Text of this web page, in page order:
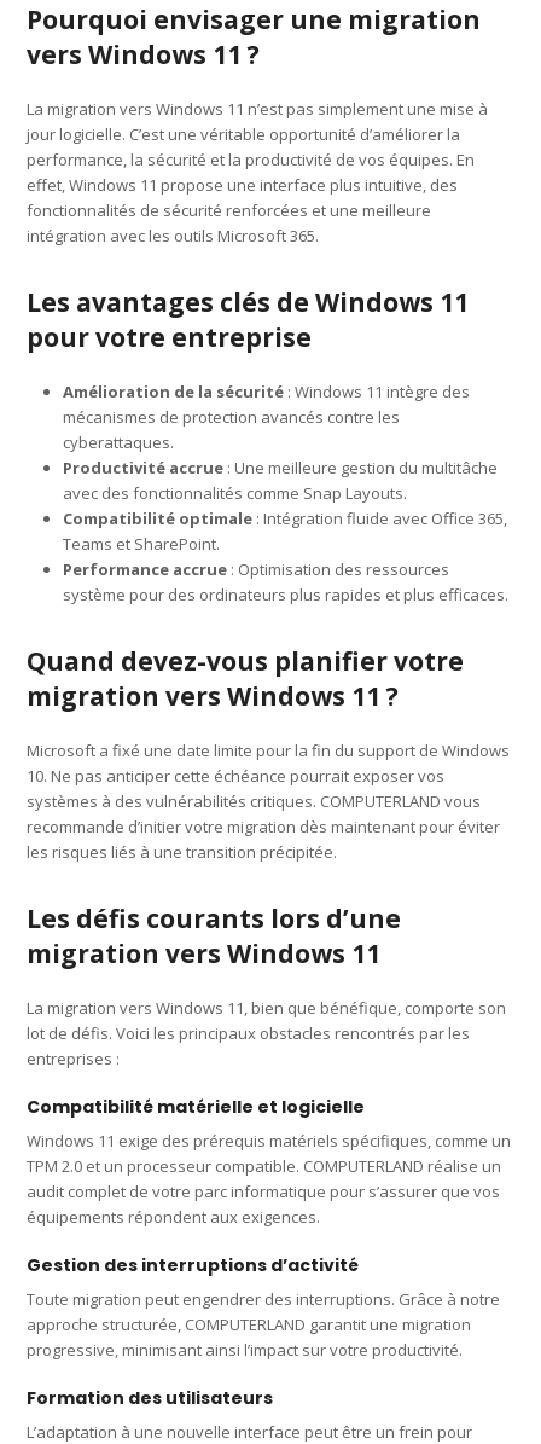
Pourquoi envisager une migration
vers Windows 11 ?
La migration vers Windows 11 n’est pas simplement une mise à
jour logicielle. C’est une véritable opportunité d’améliorer la
performance, la sécurité et la productivité de vos équipes. En
effet, Windows 11 propose une interface plus intuitive, des
fonctionnalités de sécurité renforcées et une meilleure
intégration avec les outils Microsoft 365.
Les avantages clés de Windows 11
pour votre entreprise
Amélioration de la sécurité : Windows 11 intègre des
mécanismes de protection avancés contre les
cyberattaques.
Productivité accrue : Une meilleure gestion du multitâche
avec des fonctionnalités comme Snap Layouts.
Compatibilité optimale : Intégration fluide avec Office 365,
Teams et SharePoint.
Performance accrue : Optimisation des ressources
système pour des ordinateurs plus rapides et plus efficaces.
Quand devez-vous planifier votre
migration vers Windows 11 ?
Microsoft a fixé une date limite pour la fin du support de Windows
10. Ne pas anticiper cette échéance pourrait exposer vos
systèmes à des vulnérabilités critiques. COMPUTERLAND vous
recommande d’initier votre migration dès maintenant pour éviter
les risques liés à une transition précipitée.
Les défis courants lors d’une
migration vers Windows 11
La migration vers Windows 11, bien que bénéfique, comporte son
lot de défis. Voici les principaux obstacles rencontrés par les
entreprises :
Compatibilité matérielle et logicielle
Windows 11 exige des prérequis matériels spécifiques, comme un
TPM 2.0 et un processeur compatible. COMPUTERLAND réalise un
audit complet de votre parc informatique pour s’assurer que vos
équipements répondent aux exigences.
Gestion des interruptions d’activité
Toute migration peut engendrer des interruptions. Grâce à notre
approche structurée, COMPUTERLAND garantit une migration
progressive, minimisant ainsi l’impact sur votre productivité.
Formation des utilisateurs
L’adaptation à une nouvelle interface peut être un frein pour